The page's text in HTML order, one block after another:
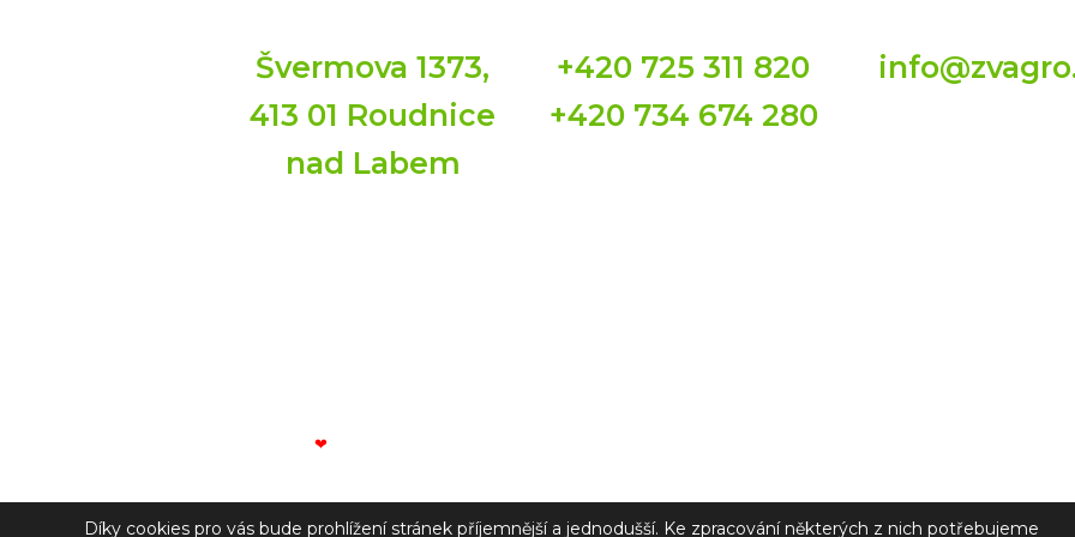
Švermova 1373,
413 01 Roudnice
nad Labem
+420 725 311 820
+420 734 674 280
❤
Díky cookies pro vás bude prohlížení stránek příjemnější a jednodušší. Ke zpracování některých z nich potřebujeme